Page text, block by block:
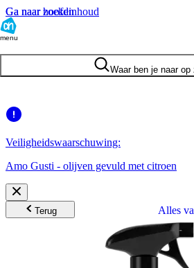
Ga naar hoofdinhoud
Ga naar zoeken
menu
Waar ben je naar op
Veiligheidswaarschuwing:
Amo Gusti - olijven gevuld met citroen
Terug Alles